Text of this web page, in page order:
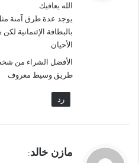
ل
الله يعافيك
يوجد عدة طرق آمنة
بالبطافة الإئتمانية
الأحيان
الأفضل الشراء من
طريق وسيط معروف
رد
مازن خالد: